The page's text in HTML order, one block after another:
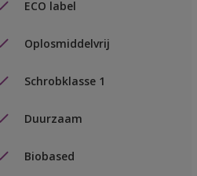
ECO label
Oplosmiddelvrij
Schrobklasse 1
Duurzaam
Biobased